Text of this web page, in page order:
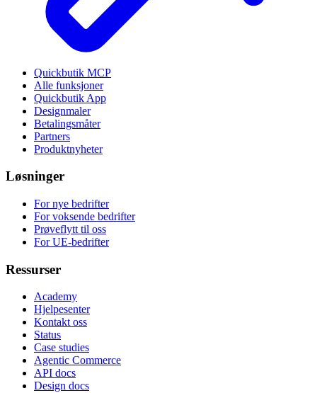
Quickbutik MCP
Alle funksjoner
Quickbutik App
Designmaler
Betalingsmåter
Partners
Produktnyheter
Løsninger
For nye bedrifter
For voksende bedrifter
Prøveflytt til oss
For UE-bedrifter
Ressurser
Academy
Hjelpesenter
Kontakt oss
Status
Case studies
Agentic Commerce
API docs
Design docs